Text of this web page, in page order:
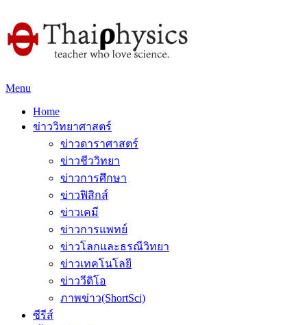
Menu
Home
ข่าววิทยาศาสตร์
ข่าวดาราศาสตร์
ข่าวชีววิทยา
ข่าวการศึกษา
ข่าวฟิสิกส์
ข่าวเคมี
ข่าวการแพทย์
ข่าวโลกและธรณีวิทยา
ข่าวเทคโนโลยี
ข่าววีดิโอ
ภาพข่าว(ShortSci)
ซีรีส์